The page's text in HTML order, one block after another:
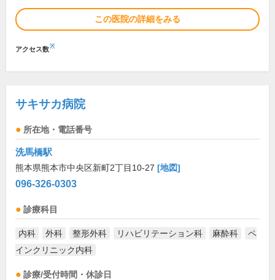
この医院の詳細をみる
アクセス数※
サキサカ病院
所在地・電話番号
洗馬橋駅
熊本県熊本市中央区新町2丁目10-27 [地図]
096-326-0303
診療科目
内科 外科 整形外科 リハビリテーション科 麻酔科
ペ
インクリニック内科
診療/受付時間・休診日